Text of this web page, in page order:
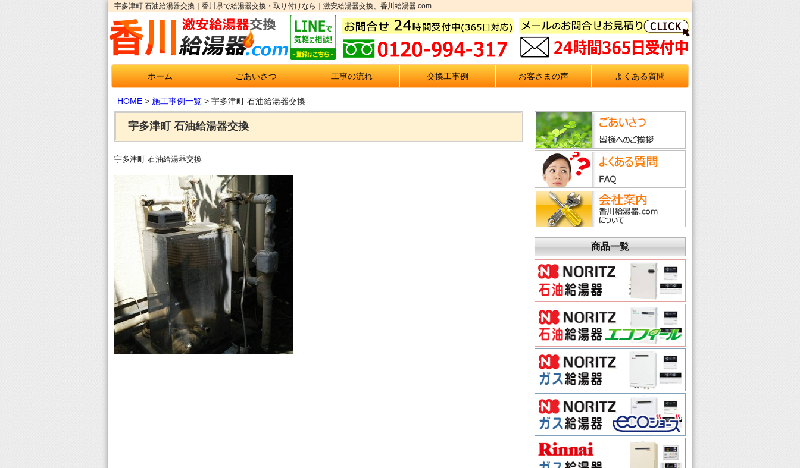
宇多津町 石油給湯器交換｜香川県で給湯器交換・取り付けなら｜激安給湯器交換、香川給湯器.com
ホーム ごあいさつ 工事の流れ 交換工事例 お客さまの声 よくある質問
HOME > 施工事例一覧 > 宇多津町 石油給湯器交換
宇多津町 石油給湯器交換
宇多津町 石油給湯器交換
商品一覧